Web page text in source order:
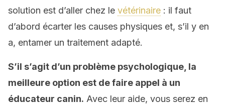
solution est d’aller chez le vétérinaire : il faut
d’abord écarter les causes physiques et, s’il y en
a, entamer un traitement adapté.
S’il s’agit d’un problème psychologique, la
meilleure option est de faire appel à un
éducateur canin. Avec leur aide, vous serez en